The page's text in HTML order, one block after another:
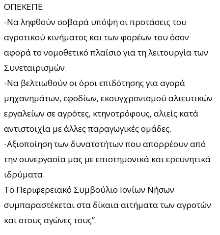
ΟΠΕΚΕΠΕ.
-Να ληφθούν σοβαρά υπόψη οι προτάσεις του
αγροτικού κινήματος και των φορέων του όσον
αφορά το νομοθετικό πλαίσιο για τη λειτουργία των
Συνεταιρισμών.
-Να βελτιωθούν οι όροι επιδότησης για αγορά
μηχανημάτων, εφοδίων, εκσυγχρονισμού αλιευτικών
εργαλείων σε αγρότες, κτηνοτρόφους, αλιείς κατά
αντιστοιχία με άλλες παραγωγικές ομάδες.
-Αξιοποίηση των δυνατοτήτων που απορρέουν από
την συνεργασία μας με επιστημονικά και ερευνητικά
ιδρύματα.
Το Περιφερειακό Συμβούλιο Ιονίων Νήσων
συμπαραστέκεται στα δίκαια αιτήματα των αγροτών
και στους αγώνες τους”.